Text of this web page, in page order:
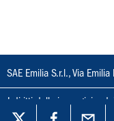
SAE Emilia S.r.l., Via
I diritti delle immagini e
loro riproduzione con